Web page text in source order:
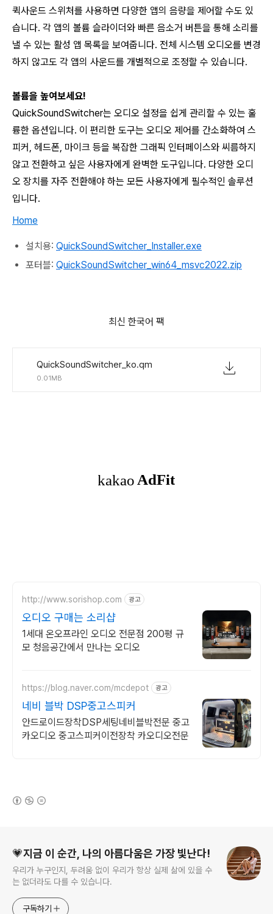
퀵사운드 스위처를 사용하면 다양한 앱의 음량을 제어할 수도 있
습니다. 각 앱의 볼륨 슬라이더와 빠른 음소거 버튼을 통해 소리를
낼 수 있는 활성 앱 목록을 보여줍니다. 전체 시스템 오디오를 변경
하지 않고도 각 앱의 사운드를 개별적으로 조정할 수 있습니다.
볼륨을 높여보세요!
QuickSoundSwitcher는 오디오 설정을 쉽게 관리할 수 있는 훌
륭한 옵션입니다. 이 편리한 도구는 오디오 제어를 간소화하여 스
피커, 헤드폰, 마이크 등을 복잡한 그래픽 인터페이스와 씨름하지
않고 전환하고 싶은 사용자에게 완벽한 도구입니다. 다양한 오디
오 장치를 자주 전환해야 하는 모든 사용자에게 필수적인 솔루션
입니다.
Home
설치용: QuickSoundSwitcher_Installer.exe
포터블: QuickSoundSwitcher_win64_msvc2022.zip
최신 한국어 팩
QuickSoundSwitcher_ko.qm
0.01MB
http://www.sorishop.com 광고
오디오 구매는 소리샵
1세대 온오프라인 오디오 전문점 200평 규
모 청음공간에서 만나는 오디오
https://blog.naver.com/mcdepot 광고
네비 블박 DSP중고스피커
안드로이드장착DSP세팅네비블박전문 중고
카오디오 중고스피커이전장착 카오디오전문
💗지금 이 순간, 나의 아름다움은 가장 빛난다!
우리가 누구인지, 두려움 없이 우리가 항상 실제 삶에 있을 수
는 없더라도 다를 수 있습니다.
구독하기